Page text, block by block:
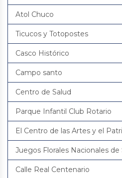
Atol Chuco
Ticucos y Totopostes
Casco Histórico
Campo santo
Centro de Salud
Parque Infantil Club Rotario
El Centro de las Artes y el
Juegos Florales Nacionales
Calle Real Centenario